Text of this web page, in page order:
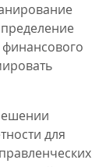
финансового
для